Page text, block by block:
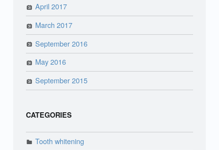
April 2017
March 2017
September 2016
May 2016
September 2015
CATEGORIES
Tooth whitening